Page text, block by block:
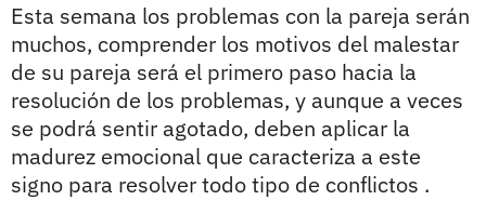
Esta semana los problemas con la pareja serán
muchos, comprender los motivos del malestar
de su pareja será el primero paso hacia la
resolución de los problemas, y aunque a veces
se podrá sentir agotado, deben aplicar la
madurez emocional que caracteriza a este
signo para resolver todo tipo de conflictos .